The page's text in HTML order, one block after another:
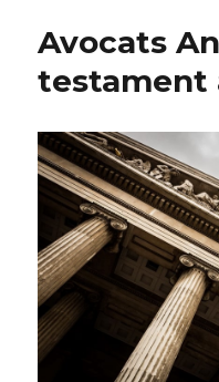
Avocats
testament